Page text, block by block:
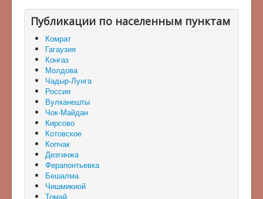
Публикации по населенным пунктам
Комрат
Гагаузия
Конгаз
Молдова
Чадыр-Лунга
Россия
Вулканешты
Чок-Майдан
Кирсово
Котовское
Копчак
Дезгинжа
Ферапонтьевка
Бешалма
Чишмикиой
Томай